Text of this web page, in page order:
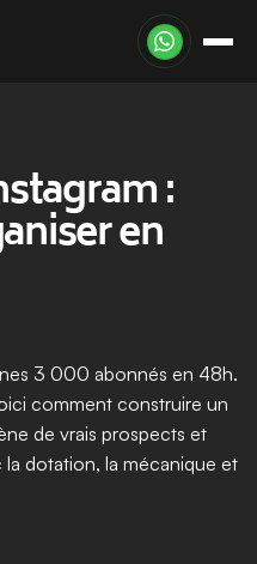
:
en
3 000 abonnés en 48h.
comment construire un
de vrais prospects et
la dotation, la mécanique et